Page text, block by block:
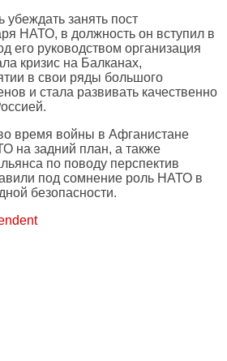
занять пост
НАТО, в должность он вступил в
его руководством организация
кризис на Балканах,
в свои ряды большого
и стала развивать качественно
время войны в Афганистане
на задний план, а также
по поводу перспектив
под сомнение роль НАТО в
безопасности.